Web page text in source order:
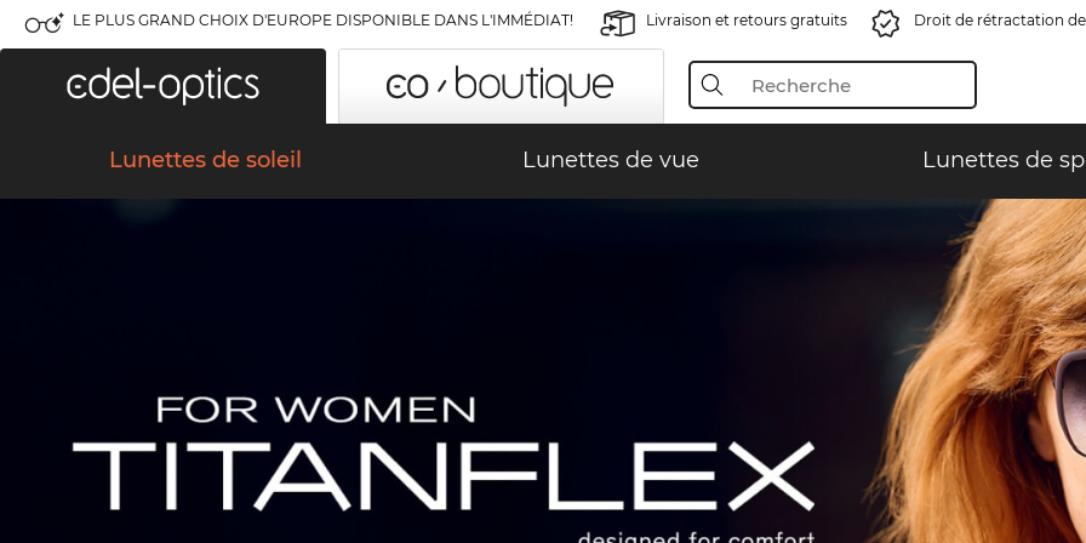
LE PLUS GRAND CHOIX D'EUROPE DISPONIBLE DANS L'IMMÉDIAT! Livraison et retours gratuits Droit de rétractation
Lunettes de soleil Lunettes de vue Lunettes de